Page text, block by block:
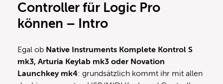
Controller für Logic Pro
können – Intro
Egal ob Native Instruments Komplete Kontrol S
mk3, Arturia Keylab mk3 oder Novation
Launchkey mk4: grundsätzlich kommt ihr mit allen